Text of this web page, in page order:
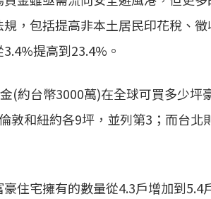
，包括提高非本土居民印花稅、
提高到23.4%。
(約台幣3000萬)在全球可買多少坪
敦和紐約各9坪，並列第3；而台北
住宅擁有的數量從4.3戶增加到5.4